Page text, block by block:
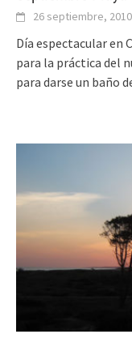
26 septiembre, 2010
Día espectacular en
para la práctica del
para darse un baño